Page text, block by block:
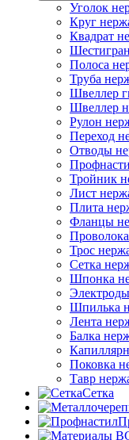
Уголок
Круг
Квадрат
Полоса
Труба
Швеллер
Швеллер
Рулон
Переход
Отводы
Тройник
Лист
Плита
Фланцы
Трос
Сетка
Шпонка
Шпилька
Лента
Балка
Поковка
Тавр
Сетка